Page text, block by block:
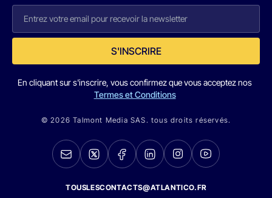
S'INSCRIRE
En cliquant sur s'inscrire, vous confirmez que vous acceptez nos
Termes et Conditions
© 2026 Talmont Media SAS. tous droits réservés.
TOUSLESCONTACTS@ATLANTICO.FR